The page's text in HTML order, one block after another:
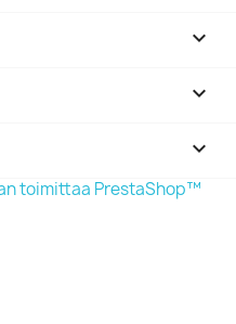


keyboard_arrow_down
toimittaa PrestaShop™